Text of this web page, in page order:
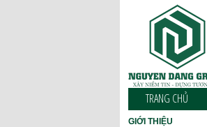
TRANG CHỦ
GIỚI THIỆU